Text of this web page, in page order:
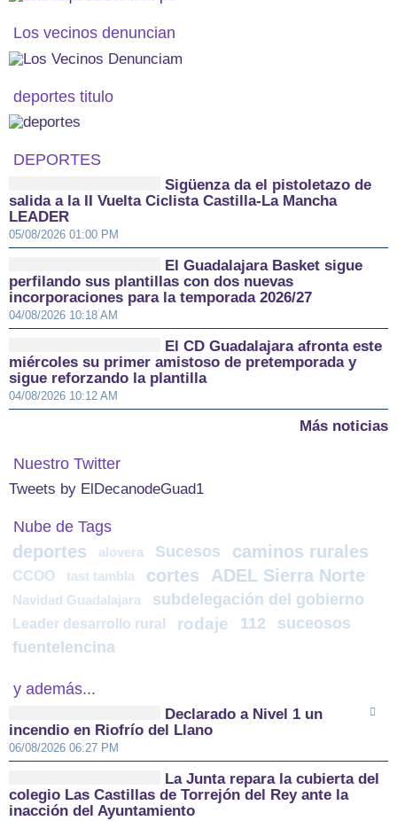
Los vecinos denuncian
deportes titulo
DEPORTES
Sigüenza da el pistoletazo de
salida a la II Vuelta Ciclista Castilla-La Mancha
LEADER
05/08/2026 01:00 PM
El Guadalajara Basket sigue
perfilando sus plantillas con dos nuevas
incorporaciones para la temporada 2026/27
04/08/2026 10:18 AM
El CD Guadalajara afronta este
miércoles su primer amistoso de pretemporada y
sigue reforzando la plantilla
04/08/2026 10:12 AM
Más noticias
Nuestro Twitter
Tweets by ElDecanodeGuad1
Nube de Tags
deportes alovera Sucesos caminos rurales
CCOO tast tambla cortes ADEL Sierra Norte
Navidad Guadalajara subdelegación del gobierno
Leader desarrollo rural rodaje 112
suceosos
fuentelencina
y además...
Declarado a Nivel 1 un
incendio en Riofrío del Llano
06/08/2026 06:27 PM
La Junta repara la cubierta del
colegio Las Castillas de Torrejón del Rey ante la
inacción del Ayuntamiento